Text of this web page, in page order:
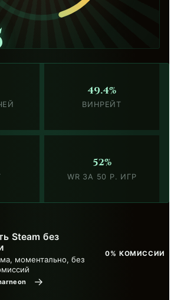
49.4%
ВИНРЕЙТ
52%
WR ЗА 50 Р. ИГР
0% КОМИССИИ
Steam без
моментально, без
→